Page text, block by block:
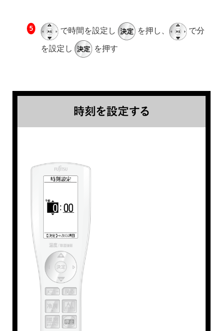
で時間を設定し を押し、 で分
を設定し を押す